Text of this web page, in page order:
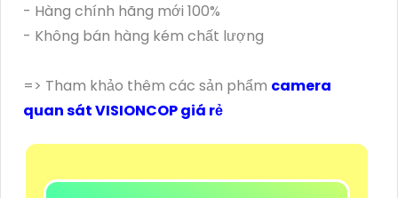
- Hàng chính hãng mới 100%
- Không bán hàng kém chất lượng
=> Tham khảo thêm các sản phẩm camera
quan sát VISIONCOP giá rẻ